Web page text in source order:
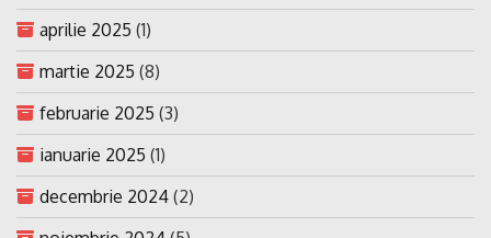
aprilie 2025 (1)
martie 2025 (8)
februarie 2025 (3)
ianuarie 2025 (1)
decembrie 2024 (2)